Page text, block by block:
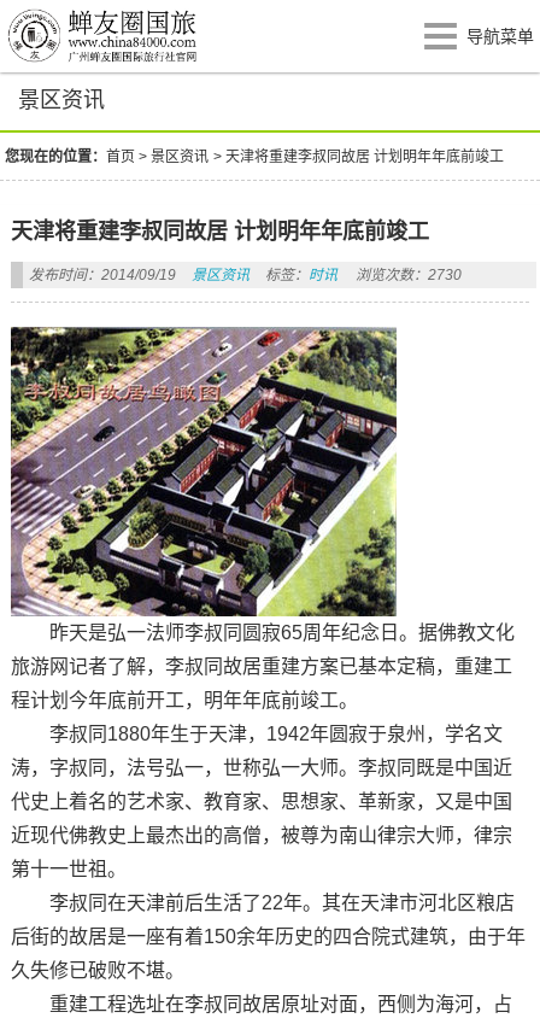
导航菜单
景区资讯
您现在的位置：首页 >景区资讯 >天津将重建李叔同故居 计划明年年底前竣工
天津将重建李叔同故居 计划明年年底前竣工
发布时间：2014/09/19 景区资讯 标签： 时讯 浏览次数：2730
昨天是弘一法师李叔同圆寂65周年纪念日。据佛教文化
旅游网记者了解，李叔同故居重建方案已基本定稿，重建工
程计划今年底前开工，明年年底前竣工。
李叔同1880年生于天津，1942年圆寂于泉州，学名文
涛，字叔同，法号弘一，世称弘一大师。李叔同既是中国近
代史上着名的艺术家、教育家、思想家、革新家，又是中国
近现代佛教史上最杰出的高僧，被尊为南山律宗大师，律宗
第十一世祖。
李叔同在天津前后生活了22年。其在天津市河北区粮店
后街的故居是一座有着150余年历史的四合院式建筑，由于年
久失修已破败不堪。
重建工程选址在李叔同故居原址对面，西侧为海河，占